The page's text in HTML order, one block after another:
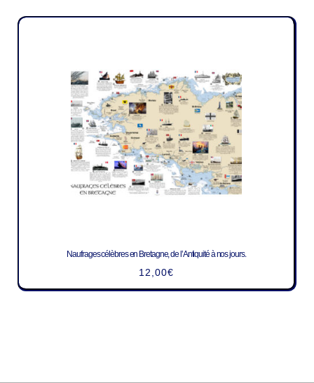
Naufrages célèbres en Bretagne, de l’Antiquité à nos jours.
12,00€